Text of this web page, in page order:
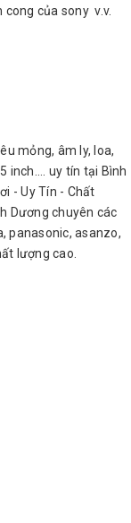
của sony v.v.
mỏng, âm ly, loa,
inch.... uy tín tại Bình
- Uy Tín - Chất
Dương chuyên các
panasonic, asanzo,
lượng cao.